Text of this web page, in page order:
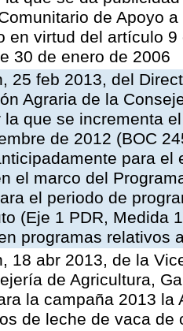
de Apoyo
en virtud del artículo
30 de enero de 2006
25 feb 2013, del
Agraria de la
la que se incrementa
de 2012 (BOC
para
el marco del
el periodo de
(Eje 1 PDR, Medida
programas relativos
18 abr 2013, de la
de Agricultura,
la campaña 2013
de leche de vaca